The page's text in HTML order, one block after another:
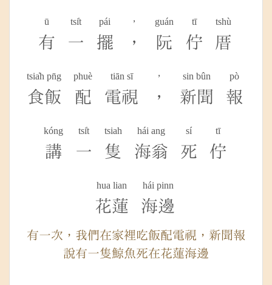
ū
有
tsi̍t
一
pái
擺
，
，
guán
阮
tī
佇
tshù
厝
tsia̍h pn̄g
食飯
phuè
配
tiān sī
電視
，
，
sin bûn
新聞
pò
報
kóng
講
tsi̍t
一
tsiah
隻
hái ang
海翁
sí
死
tī
佇
hua lian
花蓮
hái pinn
海邊
有一次，我們在家裡吃飯配電視，新聞報
說有一隻鯨魚死在花蓮海邊